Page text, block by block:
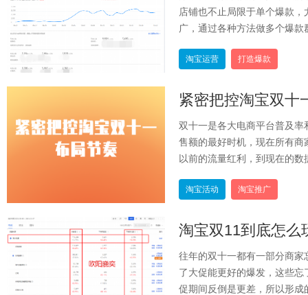
店铺也不止局限于单个爆款
广，通过各种方法做多个爆
淘宝运营 打造爆款
紧密把控淘宝双十
双十一是各大电商平台普及
售额的最好时机，现在所有
以前的流量红利，到现在的
淘宝活动 淘宝推广
淘宝双11到底怎么
往年的双十一都有一部分商
了大促能更好的爆发，这些
促期间反倒是更差，所以形